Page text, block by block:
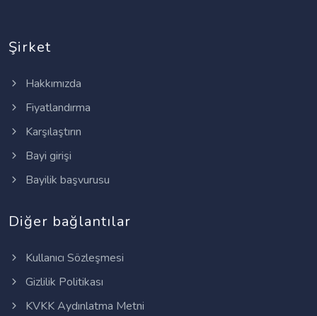
Şirket
Hakkımızda
Fiyatlandırma
Karşılaştırın
Bayi girişi
Bayilik başvurusu
Diğer bağlantılar
Kullanıcı Sözleşmesi
Gizlilik Politikası
KVKK Aydınlatma Metni